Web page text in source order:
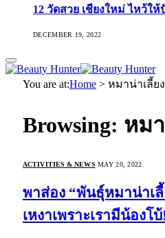
12 วัดสวย เชียงใหม่ ไหว้ให้
DECEMBER 19, 2022
You are at:Home > หมาน่าเลี้ยง
Browsing: หม
ACTIVITIES & NEWS MAY 20, 2022
พาส่อง “พันธุ์หมาน่าเ
เหงาเพราะเรามีน้องโ